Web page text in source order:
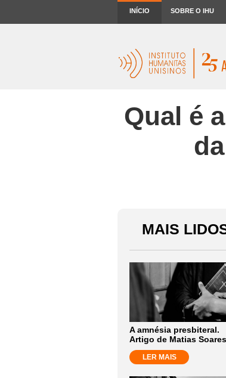
INÍCIO SOBRE O IHU
Qual é
MAIS
A amnésia presbiteral.
Artigo de Matias Soares
LER MAIS